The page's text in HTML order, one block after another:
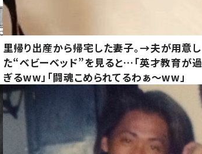
里帰り出産から帰宅した妻子。→夫が用意し
た“ベビーベッド”を見ると…「英才教育が過
ぎるww」「闘魂こめられてるわぁ～ww」